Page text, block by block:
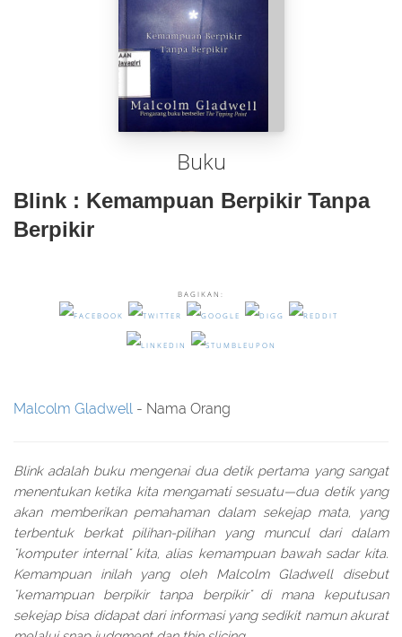
Buku
Blink : Kemampuan Berpikir Tanpa
Berpikir
BAGIKAN:
Malcolm Gladwell - Nama Orang
Blink adalah buku mengenai dua detik pertama yang sangat
menentukan ketika kita mengamati sesuatu—dua detik yang
akan memberikan pemahaman dalam sekejap mata, yang
terbentuk berkat pilihan-pilihan yang muncul dari dalam
"komputer internal" kita, alias kemampuan bawah sadar kita.
Kemampuan inilah yang oleh Malcolm Gladwell disebut
"kemampuan berpikir tanpa berpikir" di mana keputusan
sekejap bisa didapat dari informasi yang sedikit namun akurat